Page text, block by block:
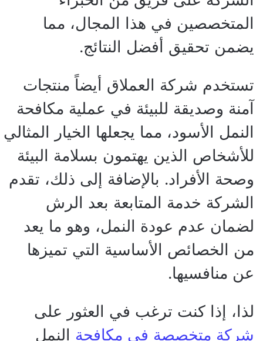
المتخصصين في هذا المجال، مما
يضمن تحقيق أفضل النتائج.
تستخدم شركة العملاق أيضاً منتجات
آمنة وصديقة للبيئة في عملية مكافحة
النمل الأسود، مما يجعلها الخيار المثالي
للأشخاص الذين يهتمون بسلامة البيئة
وصحة الأفراد. بالإضافة إلى ذلك، تقدم
الشركة خدمة المتابعة بعد الرش
لضمان عدم عودة النمل، وهو ما يعد
من الخصائص الأساسية التي تميزها
عن منافسيها.
لذا، إذا كنت ترغب في العثور على
شركة متخصصة في مكافحة النمل